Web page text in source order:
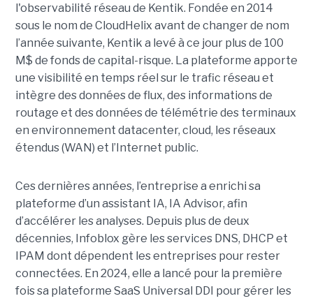
l'observabilité réseau de Kentik. Fondée en 2014
sous le nom de CloudHelix avant de changer de nom
l’année suivante, Kentik a levé à ce jour plus de 100
M$ de fonds de capital-risque. La plateforme apporte
une visibilité en temps réel sur le trafic réseau et
intègre des données de flux, des informations de
routage et des données de télémétrie des terminaux
en environnement datacenter, cloud, les réseaux
étendus (WAN) et l’Internet public.
Ces dernières années, l’entreprise a enrichi sa
plateforme d’un assistant IA, IA Advisor, afin
d’accélérer les analyses. Depuis plus de deux
décennies, Infoblox gère les services DNS, DHCP et
IPAM dont dépendent les entreprises pour rester
connectées. En 2024, elle a lancé pour la première
fois sa plateforme SaaS Universal DDI pour gérer les